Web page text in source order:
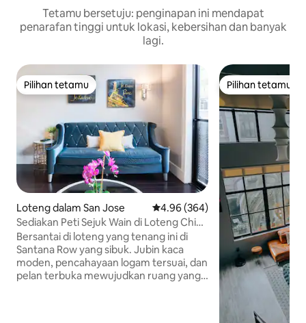
Tetamu bersetuju: penginapan ini mendapat
penarafan tinggi untuk lokasi, kebersihan dan banyak
lagi.
Pilihan tetamu
Pilihan tetamu
Loteng dalam San Jose Penarafan purata 4.96 daripada
4.96 (364)
Sediakan Peti Sejuk Wain di Loteng Chic
di Vibrant Santana Row
Bersantai di loteng yang tenang ini di
Santana Row yang sibuk. Jubin kaca
moden, pencahayaan logam tersuai, dan
pelan terbuka mewujudkan ruang yang
Pilihan tetamu
Pilihan tetamu